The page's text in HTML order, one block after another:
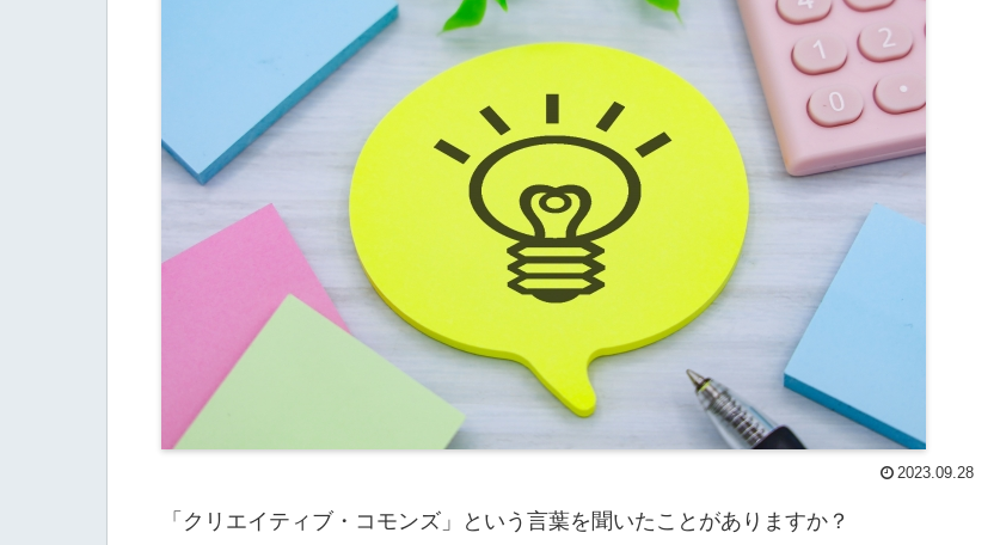
2023.09.28
「クリエイティブ・コモンズ」という言葉を聞いたことがありますか？